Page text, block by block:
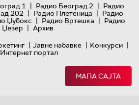
1 | Радио Београд 2 | Радио
202 | Радио Плетеница | Радио
Џубокс | Радио Вртешка | Радио
Џезер | Архив
| Јавне набавке | Конкурси |
Интернет портал
МАПА САЈТА